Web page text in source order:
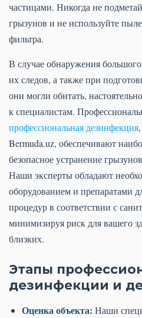
частицами. Никогда не
грызунов и не используйте
фильтра.
В случае обнаружения
их следов, а также при
они могли обитать,
к специалистам.
профессиональная дезинфекция
Bermuda.uz, обеспечивают
безопасное устранение
Наши эксперты обладают
оборудованием и препаратами
процедур в соответствии с
минимизируя риск для вашего
близких.
Этапы
дезинфекции и
Оценка объекта: Наши